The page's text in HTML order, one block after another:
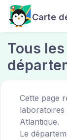
Carte
Tous
Cette page
Atlantique.
Le